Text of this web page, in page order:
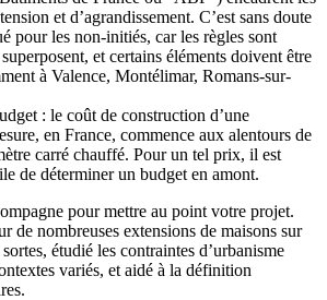
et d’agrandissement. C’est sans doute
pour les non-initiés, car les règles sont
et certains éléments doivent être
à Valence, Montélimar, Romans-sur-
: le coût de construction d’une
en France, commence aux alentours de
carré chauffé. Pour un tel prix, il est
de déterminer un budget en amont.
pour mettre au point votre projet.
de nombreuses extensions de maisons sur
étudié les contraintes d’urbanisme
variés, et aidé à la définition